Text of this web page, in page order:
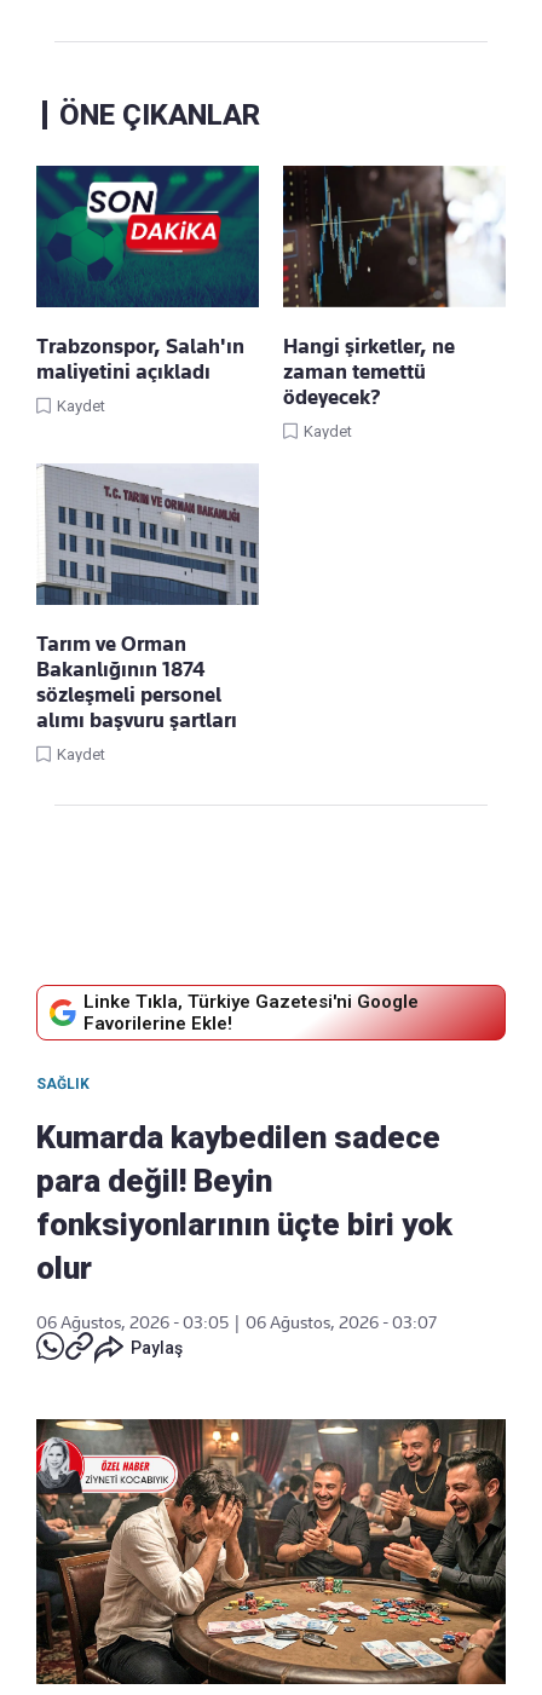
ÖNE ÇIKANLAR
Trabzonspor, Salah'ın
maliyetini açıkladı
Kaydet
Hangi şirketler, ne
zaman temettü
ödeyecek?
Kaydet
Tarım ve Orman
Bakanlığının 1874
sözleşmeli personel
alımı başvuru şartları
Kaydet
Linke Tıkla, Türkiye Gazetesi'ni Google
Favorilerine Ekle!
SAĞLIK
Kumarda kaybedilen sadece
para değil! Beyin
fonksiyonlarının üçte biri yok
olur
06 Ağustos, 2026 - 03:05
06 Ağustos, 2026 - 03:07
Paylaş